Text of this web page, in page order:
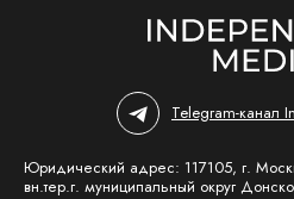
Telegram-канал
Юридический адрес: 117105, г.
вн.тер.г. муниципальный округ